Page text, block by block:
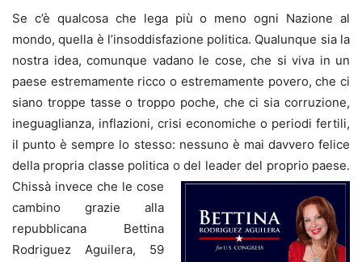
Se c’è qualcosa che lega più o meno ogni Nazione al
mondo, quella è l’insoddisfazione politica. Qualunque sia la
nostra idea, comunque vadano le cose, che si viva in un
paese estremamente ricco o estremamente povero, che ci
siano troppe tasse o troppo poche, che ci sia corruzione,
ineguaglianza, inflazioni, crisi economiche o periodi fertili,
il punto è sempre lo stesso: nessuno è mai davvero felice
della propria classe politica o del leader del proprio paese.
Chissà invece che le cose
cambino grazie alla
repubblicana Bettina
Rodriguez Aguilera, 59